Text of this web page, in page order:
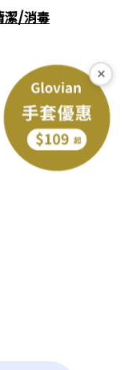
潔/消毒
×